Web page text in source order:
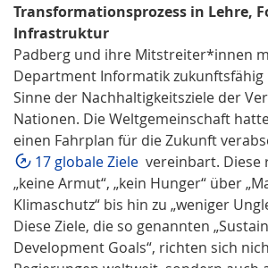
Transformationsprozess in Lehre,
Infrastruktur
Padberg und ihre Mitstreiter*innen
Department Informatik zukunftsfähig
Sinne der Nachhaltigkeitsziele der
Nationen. Die Weltgemeinschaft
einen Fahrplan für die Zukunft
17 globale Ziele vereinbart. Diese
„keine Armut“, „kein Hunger“ über
Klimaschutz“ bis hin zu „weniger
Diese Ziele, die so genannten
Development Goals“, richten sich